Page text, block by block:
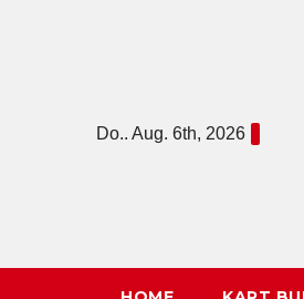
Do.. Aug. 6th, 2026